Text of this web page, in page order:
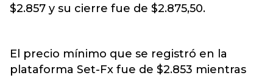
$2.857 y su cierre fue de $2.875,50.
El precio mínimo que se registró en la
plataforma Set-Fx fue de $2.853 mientras